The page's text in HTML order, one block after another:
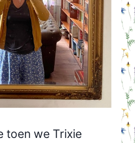
toen we Trixie